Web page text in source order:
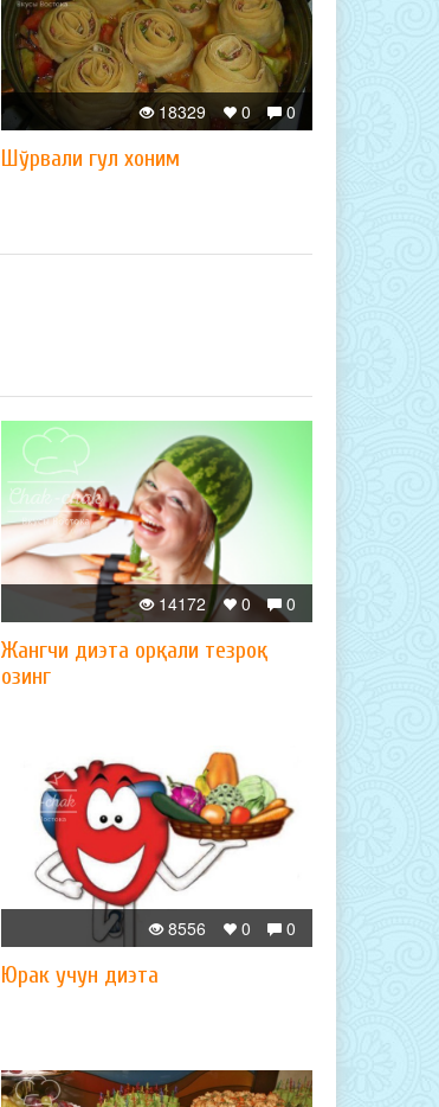
0
0
18329
Шўрвали гул хоним
0
0
14172
Жангчи диэта орқали тезроқ
озинг
0
0
8556
Юрак учун диэта